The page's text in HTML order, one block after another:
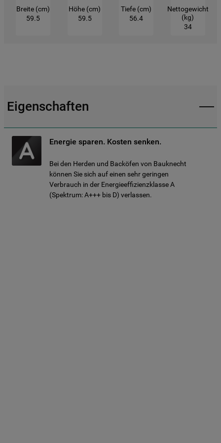
Breite (cm)
59.5
Höhe (cm)
59.5
Tiefe (cm)
56.4
Nettogewicht
(kg)
34
Eigenschaften
Energie sparen. Kosten senken.
Bei den Herden und Backöfen von Bauknecht
können Sie sich auf einen sehr geringen
Verbrauch in der Energieeffizienzklasse A
(Spektrum: A+++ bis D) verlassen.